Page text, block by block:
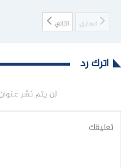
السابق التالي
اترك رد
لن يتم نشر